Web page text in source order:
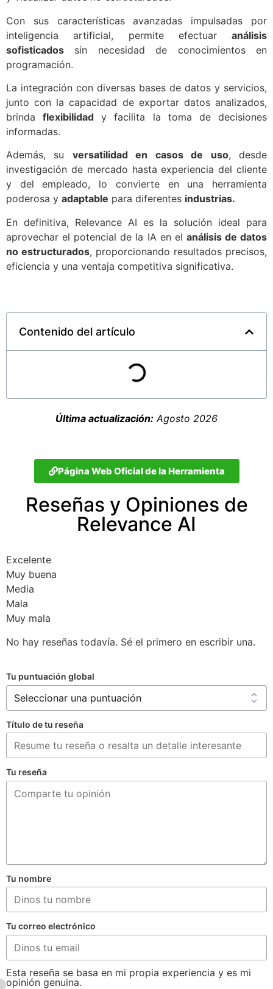
Con sus características avanzadas impulsadas por
inteligencia artificial, permite efectuar análisis
sofisticados sin necesidad de conocimientos en
programación.
La integración con diversas bases de datos y servicios,
junto con la capacidad de exportar datos analizados,
brindaflexibilidad y facilita la toma de decisiones
informadas.
Además, su versatilidad en casos de uso, desde
investigación de mercado hasta experiencia del cliente
y del empleado, lo convierte en una herramienta
poderosa y adaptable para diferentes industrias.
En definitiva, Relevance AI es la solución ideal para
aprovechar el potencial de la IA en el análisis de datos
no estructurados, proporcionando resultados precisos,
eficiencia y una ventaja competitiva significativa.
Contenido del artículo
Última actualización: Agosto 2026
Página Web Oficial de la Herramienta
Reseñas y Opiniones de
Relevance AI
Excelente
Muy buena
Media
Mala
Muy mala
No hay reseñas todavía. Sé el primero en escribir una.
Tu puntuación global
Título de tu reseña
Tu reseña
Tu nombre
Tu correo electrónico
Esta reseña se basa en mi propia experiencia y es mi
opinión genuina.